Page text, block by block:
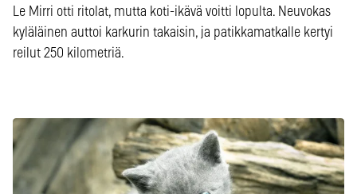
Le Mirri otti ritolat, mutta koti-ikävä voitti lopulta. Neuvokas
kyläläinen auttoi karkurin takaisin, ja patikkamatkalle kertyi
reilut 250 kilometriä.